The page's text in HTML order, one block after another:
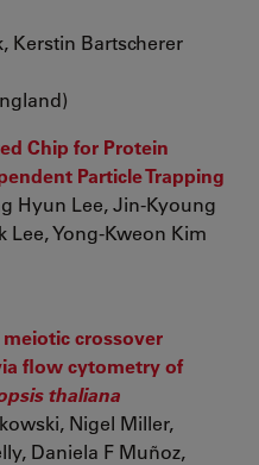
Kerstin Bartscherer
Chip for Protein
Particle Trapping
Hyun Lee, Jin-Kyoung
Lee, Yong-Kweon Kim
crossover
flow cytometry of
thaliana
Nigel Miller,
Daniela F Muñoz,